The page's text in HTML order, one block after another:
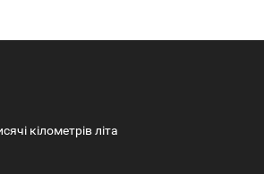
кілометрів літа